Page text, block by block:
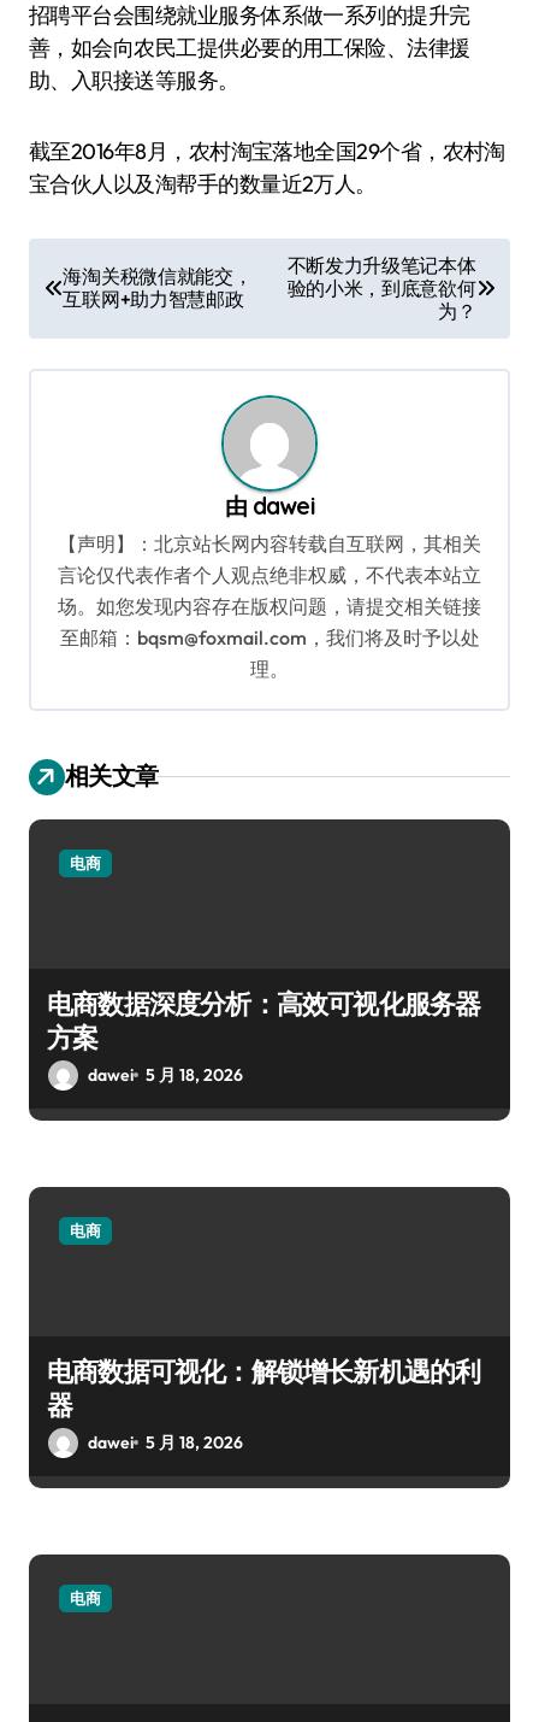
招聘平台会围绕就业服务体系做一系列的提升完
善，如会向农民工提供必要的用工保险、法律援
助、入职接送等服务。
截至2016年8月，农村淘宝落地全国29个省，农村淘
宝合伙人以及淘帮手的数量近2万人。
章
导
航
海淘关税微信就能交，
互联网+助力智慧邮政
不断发力升级笔记本体
验的小米，到底意欲何
为？
由 dawei
【声明】：北京站长网内容转载自互联网，其相关
言论仅代表作者个人观点绝非权威，不代表本站立
场。如您发现内容存在版权问题，请提交相关链接
至邮箱：bqsm@foxmail.com，我们将及时予以处
理。
相关文章
电商
电商数据深度分析：高效可视化服务器
方案
dawei 5 月 18, 2026
电商
电商数据可视化：解锁增长新机遇的利
器
dawei 5 月 18, 2026
电商